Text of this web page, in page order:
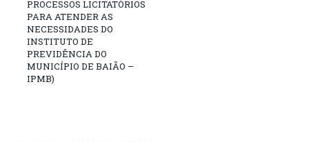
PROCESSOS LICITATÓRIOS
PARA ATENDER AS
NECESSIDADES DO
INSTITUTO DE
PREVIDÊNCIA DO
MUNICÍPIO DE BAIÃO –
IPMB)